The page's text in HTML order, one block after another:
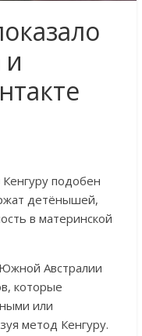
и
подобен
детёнышей,
в материнской
Австралии
которые
или
метод Кенгуру.